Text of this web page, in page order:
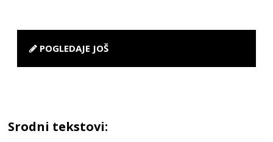
POGLEDAJE JOŠ
Srodni tekstovi: